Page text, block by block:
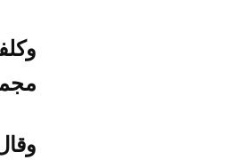
مجموعه 25 مليار درهم